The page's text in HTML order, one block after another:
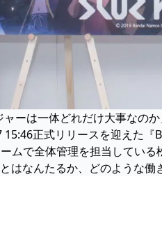
ーは一体どれだけ大事なの
15:46正式リリースを迎えた
ムで全体管理を担当してい
はなんたるか、どのような働